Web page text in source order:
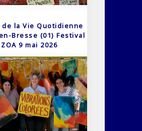
de la Vie Quotidienne
Bresse (01) Festival
ZOA 9 mai 2026